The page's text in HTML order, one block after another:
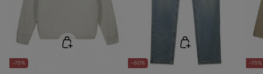
-75% -60% -75%